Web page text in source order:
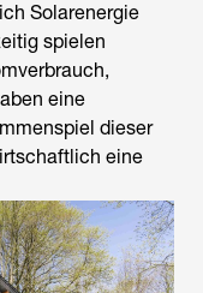
Solarenergie
spielen
eine
dieser
eine